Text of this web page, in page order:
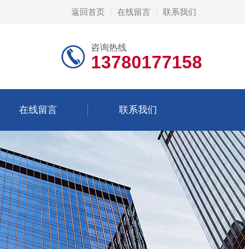
返回首页 在线留言 联系我们
咨询热线
13780177158
在线留言 联系我们